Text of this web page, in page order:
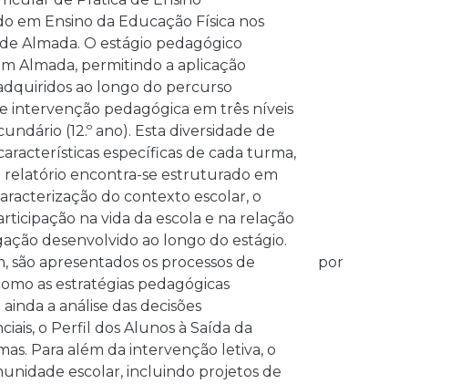
em Ensino da Educação Física nos
Almada. O estágio pedagógico
Almada, permitindo a aplicação
ao longo do percurso
intervenção pedagógica em três níveis
(12.º ano). Esta diversidade de
específicas de cada turma,
encontra-se estruturado em
do contexto escolar, o
na vida da escola e na relação
desenvolvido ao longo do estágio.
apresentados os processos de
as estratégias pedagógicas
a análise das decisões
o Perfil dos Alunos à Saída da
Para além da intervenção letiva, o
escolar, incluindo projetos de
por